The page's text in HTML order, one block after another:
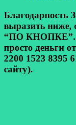
выразить ниже,
“ПО КНОПКЕ”.
просто деньги
2200 1523 8395
сайту).